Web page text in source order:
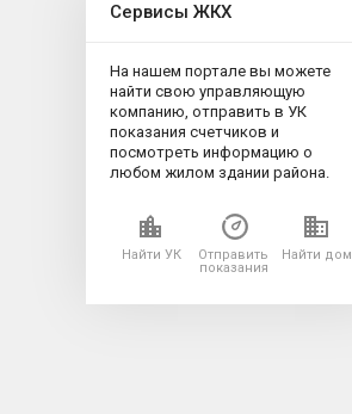
Сервисы ЖКХ
На нашем портале вы можете
найти свою управляющую
компанию, отправить в УК
показания счетчиков и
посмотреть информацию о
любом жилом здании района.
Найти УК
Отправить
показания
Найти дом